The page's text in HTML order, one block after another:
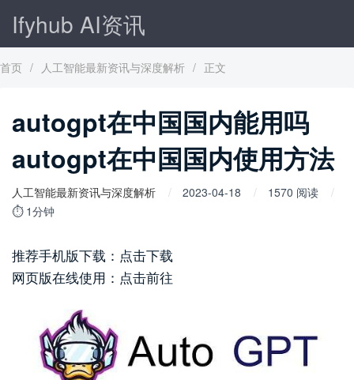
Ifyhub AI资讯
首页 / 人工智能最新资讯与深度解析 / 正文
autogpt在中国国内能用吗
autogpt在中国国内使用方法
人工智能最新资讯与深度解析 2023-04-18
1570 阅读
⏱ 1分钟
推荐手机版下载：点击下载
网页版在线使用：点击前往